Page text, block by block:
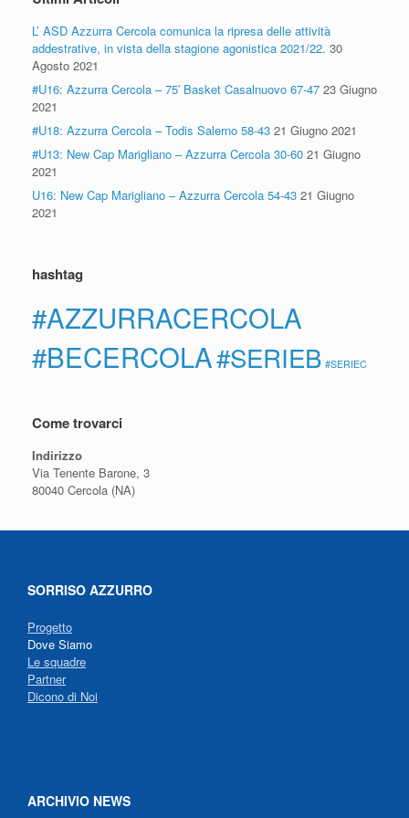
L’ ASD Azzurra Cercola comunica la ripresa delle attività
addestrative, in vista della stagione agonistica 2021/22. 30
Agosto 2021
#U16: Azzurra Cercola – 75′ Basket Casalnuovo 67-47 23 Giugno
2021
#U18: Azzurra Cercola – Todis Salerno 58-43 21 Giugno 2021
#U13: New Cap Marigliano – Azzurra Cercola 30-60 21 Giugno
2021
U16: New Cap Marigliano – Azzurra Cercola 54-43 21 Giugno
2021
hashtag
#AZZURRACERCOLA
#BECERCOLA#SERIEB #SERIEC
Come trovarci
Indirizzo
Via Tenente Barone, 3
80040 Cercola (NA)
SORRISO AZZURRO
Progetto
Dove Siamo
Le squadre
Partner
Dicono di Noi
ARCHIVIO NEWS